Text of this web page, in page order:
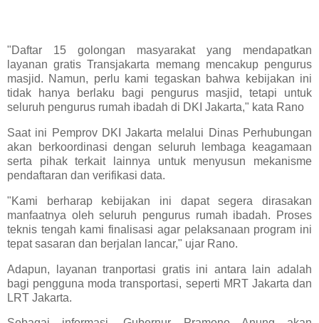
"Daftar 15 golongan masyarakat yang mendapatkan
layanan gratis Transjakarta memang mencakup pengurus
masjid. Namun, perlu kami tegaskan bahwa kebijakan ini
tidak hanya berlaku bagi pengurus masjid, tetapi untuk
seluruh pengurus rumah ibadah di DKI Jakarta," kata Rano
Saat ini Pemprov DKI Jakarta melalui Dinas Perhubungan
akan berkoordinasi dengan seluruh lembaga keagamaan
serta pihak terkait lainnya untuk menyusun mekanisme
pendaftaran dan verifikasi data.
"Kami berharap kebijakan ini dapat segera dirasakan
manfaatnya oleh seluruh pengurus rumah ibadah. Proses
teknis tengah kami finalisasi agar pelaksanaan program ini
tepat sasaran dan berjalan lancar," ujar Rano.
Adapun, layanan tranportasi gratis ini antara lain adalah
bagi pengguna moda transportasi, seperti MRT Jakarta dan
LRT Jakarta.